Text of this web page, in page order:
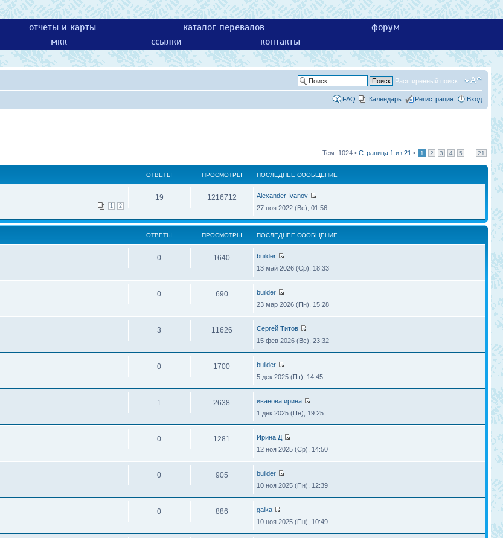
отчеты и карты каталог перевалов
форум
мкк ссылки контакты
Расширенный поиск
FAQ Календарь Регистрация Вход
Тем: 1024 • Страница 1 из 21 • 1 2 3 4 5 21
ОТВЕТЫ ПРОСМОТРЫ ПОСЛЕДНЕЕ СООБЩЕНИЕ
1 2
19 1216712
Alexander Ivanov
27 ноя 2022 (Вс), 01:56
ОТВЕТЫ ПРОСМОТРЫ ПОСЛЕДНЕЕ СООБЩЕНИЕ
0 1640
builder
13 май 2026 (Ср), 18:33
0 690
builder
23 мар 2026 (Пн), 15:28
3 11626
Сергей Титов
15 фев 2026 (Вс), 23:32
0 1700
builder
5 дек 2025 (Пт), 14:45
1 2638
иванова ирина
1 дек 2025 (Пн), 19:25
0 1281
Ирина Д
12 ноя 2025 (Ср), 14:50
0 905
builder
10 ноя 2025 (Пн), 12:39
0 886
galka
10 ноя 2025 (Пн), 10:49